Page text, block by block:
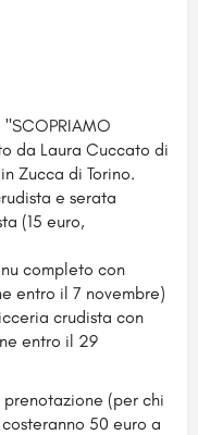
da Laura Cuccato di
Zucca di Torino.
e serata
(15 euro,
completo con
entro il 7 novembre)
crudista con
entro il 29
(per chi
50 euro a